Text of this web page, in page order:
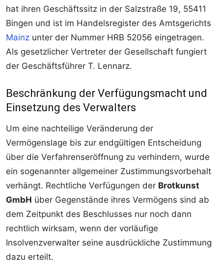
hat ihren Geschäftssitz in der Salzstraße 19, 55411
Bingen und ist im Handelsregister des Amtsgerichts
Mainz unter der Nummer HRB 52056 eingetragen.
Als gesetzlicher Vertreter der Gesellschaft fungiert
der Geschäftsführer T. Lennarz.
Beschränkung der Verfügungsmacht und
Einsetzung des Verwalters
Um eine nachteilige Veränderung der
Vermögenslage bis zur endgültigen Entscheidung
über die Verfahrenseröffnung zu verhindern, wurde
ein sogenannter allgemeiner Zustimmungsvorbehalt
verhängt. Rechtliche Verfügungen der Brotkunst
GmbH über Gegenstände ihres Vermögens sind ab
dem Zeitpunkt des Beschlusses nur noch dann
rechtlich wirksam, wenn der vorläufige
Insolvenzverwalter seine ausdrückliche Zustimmung
dazu erteilt.